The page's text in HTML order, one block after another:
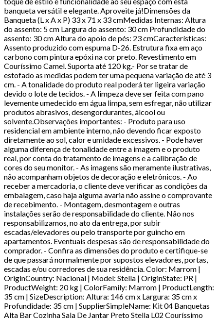
banqueta versátil e elegante. Aproveite já!Dimensões da
Banqueta (L x A x P) 33 x 71 x 33 cmMedidas Internas: Altura
do assento: 5 cm Largura do assento: 30 cm Profundidade do
assento: 30 cm Altura do apoio de pés: 23 cmCaracterísticas:
Assento produzido com espuma D-26. Estrutura fixa em aço
carbono com pintura epóxi na cor preto. Revestimento em
Couríssimo Camel. Suporta até 120 kg.- Por se tratar de
estofado as medidas podem ter uma pequena variação de até 3
cm. - A tonalidade do produto real poderá ter ligeira variação
devido o lote de tecidos. - A limpeza deve ser feita com pano
levemente umedecido em água limpa, sem esfregar, não utilizar
produtos abrasivos, desengordurantes, álcool ou
solvente.Observações importantes: - Produto para uso
residencial em ambiente interno, não devendo ficar exposto
diretamente ao sol, calor e umidade excessivos. - Pode haver
alguma diferença de tonalidade entre a imagem e o produto
real, por conta do tratamento de imagens e a calibração de
cores do seu monitor. - As imagens são meramente ilustrativas,
não acompanham objetos de decoração e eletrônicos. - Ao
receber a mercadoria, o cliente deve verificar as condições da
embalagem, caso haja alguma avaria não assine o comprovante
de recebimento. - Montagem, desmontagem e outras
instalações serão de responsabilidade do cliente. Não nos
responsabilizamos, no ato da entrega, por subir
escadas/elevadores ou pelo transporte por guincho em
apartamentos. Eventuais despesas são de responsabilidade do
comprador. - Confira as dimensões do produto e certifique-se
de que passará normalmente por supostos elevadores, portas,
escadas e/ou corredores de sua residência. Color: Marrom |
OriginCountry: Nacional | Model: Stella | OriginState: PR |
ProductWeight: 20 kg | ColorFamily: Marrom | ProductLength:
35 cm | SizeDescription: Altura: 146 cm x Largura: 35 cm x
Profundidade: 35 cm | SupplierSimpleName: Kit 04 Banquetas
Alta Bar Cozinha Sala De Jantar Preto Stella L02 Couríssimo